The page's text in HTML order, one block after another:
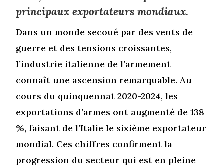
principaux exportateurs mondiaux.
Dans un monde secoué par des vents de
guerre et des tensions croissantes,
l’industrie italienne de l’armement
connaît une ascension remarquable. Au
cours du quinquennat 2020-2024, les
exportations d’armes ont augmenté de 138
%, faisant de l’Italie le sixième exportateur
mondial. Ces chiffres confirment la
progression du secteur qui est en pleine